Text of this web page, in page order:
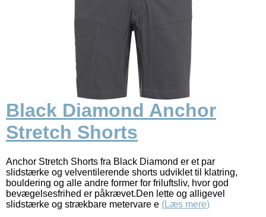
Black Diamond Anchor
Stretch Shorts
Anchor Stretch Shorts fra Black Diamond er et par
slidstærke og velventilerende shorts udviklet til klatring,
bouldering og alle andre former for friluftsliv, hvor god
bevægelsesfrihed er påkrævet.Den lette og alligevel
slidstærke og strækbare metervare e (Læs mere)